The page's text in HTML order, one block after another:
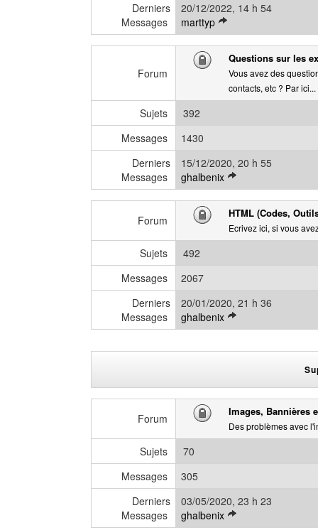
n
e
m
e
s
Derniers
Messages
20/12/2022, 14 h 54
marttyp V
o
i
i
e
r
Forum
Questions sur les
Vous avez des
contacts, etc ? Par ici...
Sujets
392
Messages
1430
Derniers
Messages
15/12/2020, 20 h 55
ghalbenix V
o
i
r
n
i
e
s
s
a
g
Forum
HTML (Codes,
Ecrivez ici, si vous
Sujets
492
Messages
2067
Derniers
Messages
20/01/2020, 21 h 36
ghalbenix V
o
e
d
e
r
m
e
Forum
Images, Bannières
Des problèmes avec
Sujets
70
Messages
305
Derniers
Messages
03/05/2020, 23 h 23
ghalbenix V